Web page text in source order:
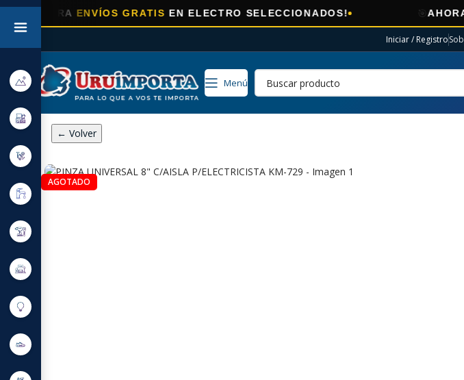
ENVÍOS GRATISEN ELECTRO SELECCIONADOS!
Iniciar / Registro
Menú
← Volver
AGOTADO